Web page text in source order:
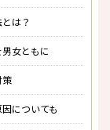
は？
女ともに
策
についても